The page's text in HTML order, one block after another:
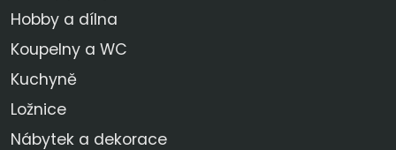
Hobby a dílna
Koupelny a WC
Kuchyně
Ložnice
Nábytek a dekorace